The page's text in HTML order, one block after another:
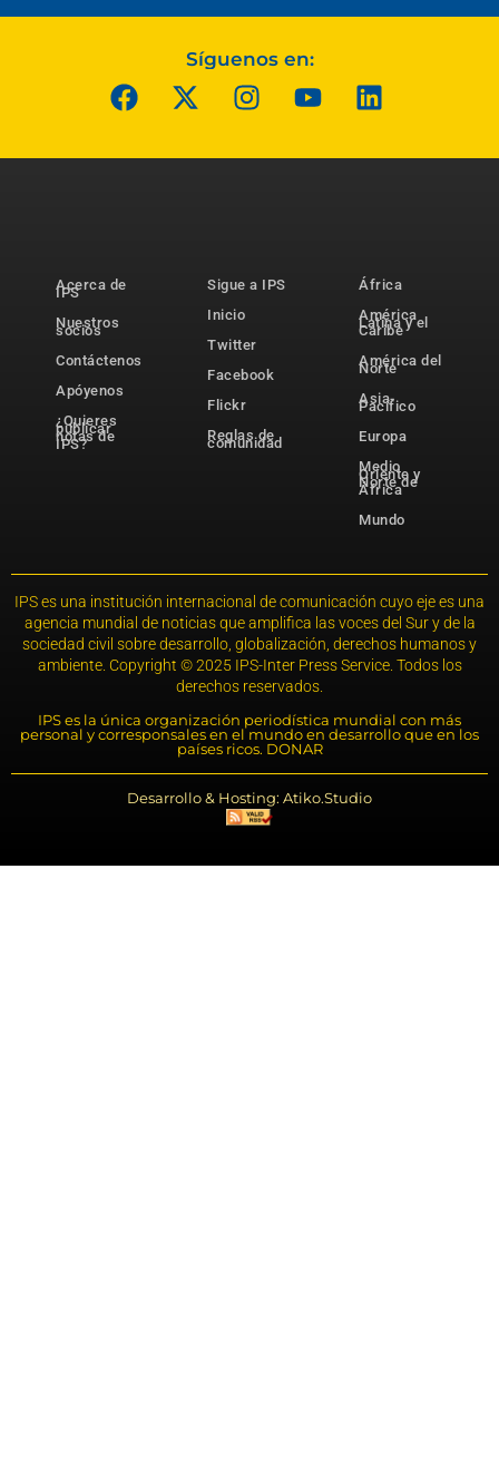
Síguenos en:
Acerca de
IPS
Nuestros
socios
Contáctenos
Apóyenos
¿Quieres
publicar
notas de
IPS?
Sigue a IPS
Inicio
Twitter
Facebook
Flickr
Reglas de
comunidad
África
América
Latina y el
Caribe
América del
Norte
Asia-
Pacífico
Europa
Medio
Oriente y
Norte de
África
Mundo
IPS es una institución internacional de comunicación cuyo eje es una
agencia mundial de noticias que amplifica las voces del Sur y de la
sociedad civil sobre desarrollo, globalización, derechos humanos y
ambiente. Copyright © 2025 IPS-Inter Press Service. Todos los
derechos reservados.
IPS es la única organización periodística mundial con más
personal y corresponsales en el mundo en desarrollo que en los
países ricos. DONAR
Desarrollo & Hosting: Atiko.Studio